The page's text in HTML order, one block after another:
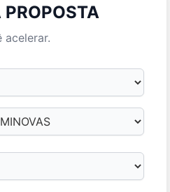
acelerar.